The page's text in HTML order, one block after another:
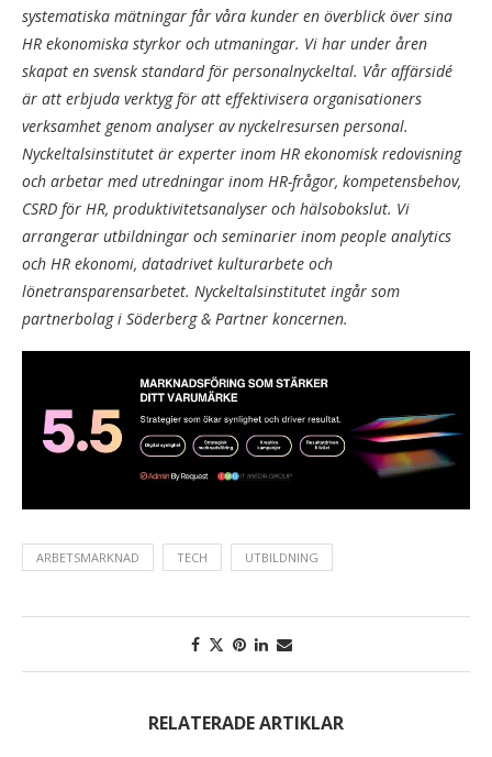
systematiska mätningar får våra kunder en överblick över sina
HR ekonomiska styrkor och utmaningar. Vi har under åren
skapat en svensk standard för personalnyckeltal. Vår affärsidé
är att erbjuda verktyg för att effektivisera organisationers
verksamhet genom analyser av nyckelresursen personal.
Nyckeltalsinstitutet är experter inom HR ekonomisk redovisning
och arbetar med utredningar inom HR-frågor, kompetensbehov,
CSRD för HR, produktivitetsanalyser och hälsobokslut. Vi
arrangerar utbildningar och seminarier inom people analytics
och HR ekonomi, datadrivet kulturarbete och
lönetransparensarbetet. Nyckeltalsinstitutet ingår som
partnerbolag i Söderberg & Partner koncernen.
ARBETSMARKNAD TECH UTBILDNING
RELATERADE ARTIKLAR